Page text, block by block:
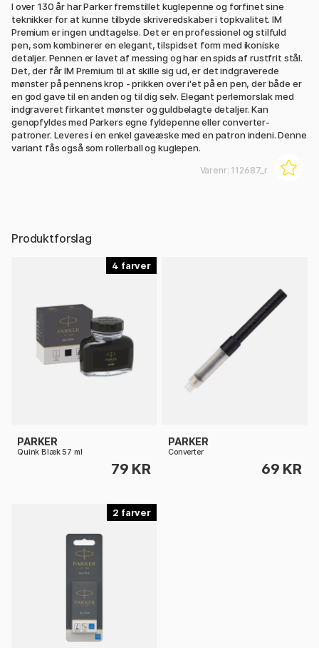
I over 130 år har Parker fremstillet kuglepenne og forfinet sine
teknikker for at kunne tilbyde skriveredskaber i topkvalitet. IM
Premium er ingen undtagelse. Det er en professionel og stilfuld
pen, som kombinerer en elegant, tilspidset form med ikoniske
detaljer. Pennen er lavet af messing og har en spids af rustfrit stål.
Det, der får IM Premium til at skille sig ud, er det indgraverede
mønster på pennens krop - prikken over i'et på en pen, der både er
en god gave til en anden og til dig selv. Elegant perlemorslak med
indgraveret firkantet mønster og guldbelagte detaljer. Kan
genopfyldes med Parkers egne fyldepenne eller converter-
patroner. Leveres i en enkel gaveæske med en patron indeni. Denne
variant fås også som rollerball og kuglepen.
Varenr: 112687_r
Produktforslag
4
PARKER
Quink Blæk 57 ml
79 KR
PARKER
Converter
69 KR
2